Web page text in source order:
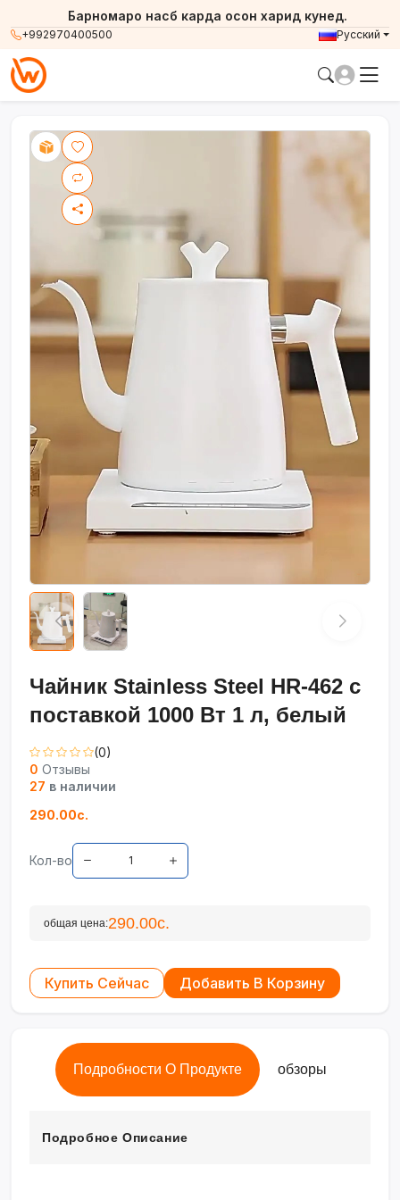
+992970400500
Барномаро насб карда осон харид кунед.
Русский
Чайник Stainless Steel HR-462 с
поставкой 1000 Вт 1 л, белый
(0)
0 Отзывы
27 в наличии
290.00с.
Кол-во
общая цена:290.00с.
Купить Сейчас Добавить В Корзину
Подробности О Продукте обзоры
Подробное Описание